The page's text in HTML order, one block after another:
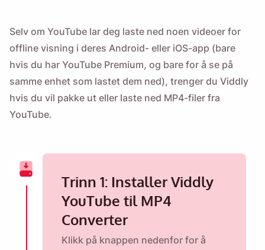
Selv om YouTube lar deg laste ned noen videoer for
offline visning i deres Android- eller iOS-app (bare
hvis du har YouTube Premium, og bare for å se på
samme enhet som lastet dem ned), trenger du Viddly
hvis du vil pakke ut eller laste ned MP4-filer fra
YouTube.
Trinn 1: Installer Viddly
YouTube til MP4
Converter
Klikk på knappen nedenfor for å